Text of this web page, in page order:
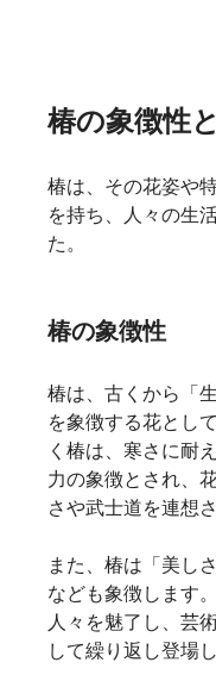
椿の象徴性
椿は、その花姿や
を持ち、人々の生
た。
椿の象徴性
椿は、古くから「
を象徴する花とし
く椿は、寒さに耐
力の象徴とされ、
さや武士道を連想
また、椿は「美し
なども象徴します
人々を魅了し、芸
して繰り返し登場